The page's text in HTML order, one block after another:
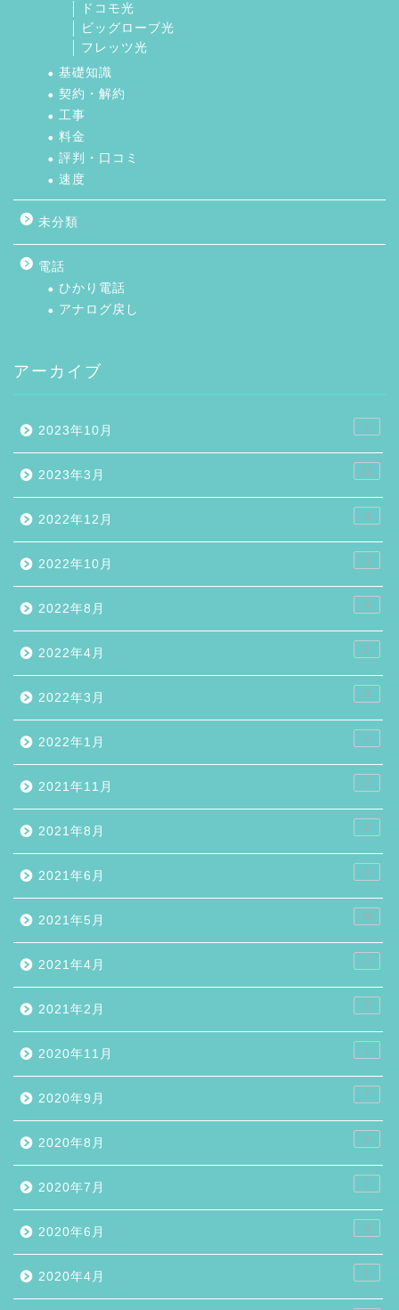
ドコモ光
ビッグローブ光
フレッツ光
基礎知識
契約・解約
工事
料金
評判・口コミ
速度
未分類
電話
ひかり電話
アナログ戻し
アーカイブ
2023年10月 1
2023年3月 11
2022年12月 4
2022年10月 3
2022年8月 4
2022年4月 2
2022年3月 3
2022年1月 2
2021年11月 2
2021年8月 2
2021年6月 5
2021年5月 10
2021年4月 7
2021年2月 2
2020年11月 1
2020年9月 1
2020年8月 2
2020年7月 1
2020年6月 9
2020年4月 1